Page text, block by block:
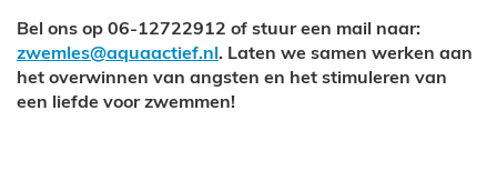
Bel ons op 06-12722912 of stuur een mail naar:
zwemles@aquaactief.nl. Laten we samen werken aan
het overwinnen van angsten en het stimuleren van
een liefde voor zwemmen!